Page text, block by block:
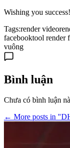
Wishing you
Tags:render video
facebooktool render
vuông
Bình luận
Chưa có bình luận
← More posts in